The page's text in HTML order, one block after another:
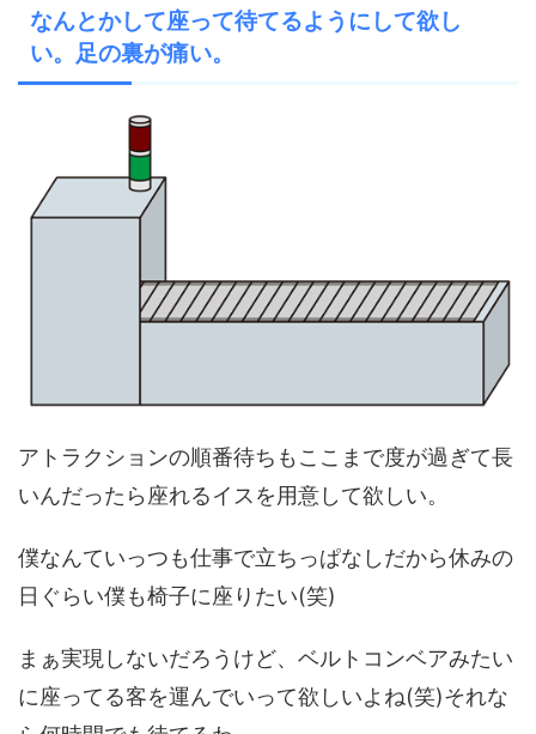
なんとかして座って待てるようにして欲し
い。足の裏が痛い。
アトラクションの順番待ちもここまで度が過ぎて長
いんだったら座れるイスを用意して欲しい。
僕なんていっつも仕事で立ちっぱなしだから休みの
日ぐらい僕も椅子に座りたい(笑)
まぁ実現しないだろうけど、ベルトコンベアみたい
に座ってる客を運んでいって欲しいよね(笑)それな